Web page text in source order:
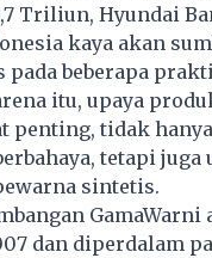
Triliun, Hyundai
kaya akan
pada beberapa
itu, upaya
penting, tidak
tetapi
sintetis.
dan diperdalam